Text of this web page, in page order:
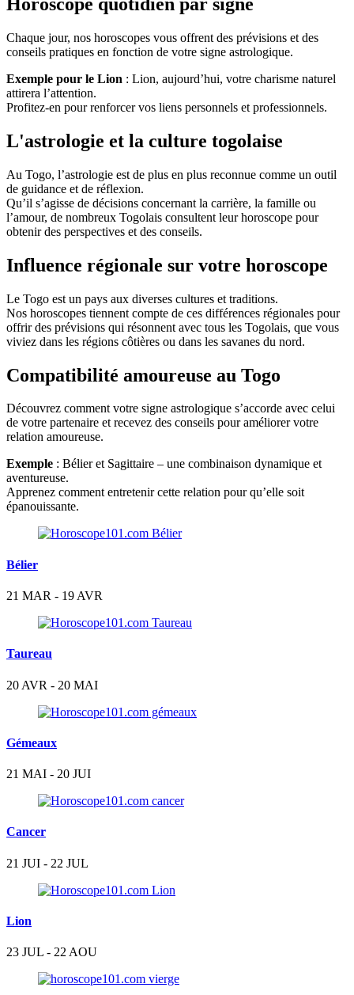
Chaque jour, nos horoscopes vous offrent des prévisions et des
conseils pratiques en fonction de votre signe astrologique.
Exemple pour le Lion : Lion, aujourd’hui, votre charisme naturel
attirera l’attention.
Profitez-en pour renforcer vos liens personnels et professionnels.
L'astrologie et la culture togolaise
Au Togo, l’astrologie est de plus en plus reconnue comme un outil
de guidance et de réflexion.
Qu’il s’agisse de décisions concernant la carrière, la famille ou
l’amour, de nombreux Togolais consultent leur horoscope pour
obtenir des perspectives et des conseils.
Influence régionale sur votre horoscope
Le Togo est un pays aux diverses cultures et traditions.
Nos horoscopes tiennent compte de ces différences régionales pour
offrir des prévisions qui résonnent avec tous les Togolais, que vous
viviez dans les régions côtières ou dans les savanes du nord.
Compatibilité amoureuse au Togo
Découvrez comment votre signe astrologique s’accorde avec celui
de votre partenaire et recevez des conseils pour améliorer votre
relation amoureuse.
Exemple : Bélier et Sagittaire – une combinaison dynamique et
aventureuse.
Apprenez comment entretenir cette relation pour qu’elle soit
épanouissante.
Bélier
21 MAR - 19 AVR
Taureau
20 AVR - 20 MAI
Gémeaux
21 MAI - 20 JUI
Cancer
21 JUI - 22 JUL
Lion
23 JUL - 22 AOU